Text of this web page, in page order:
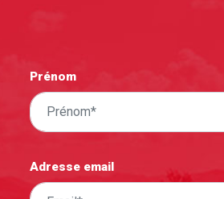
Prénom
Adresse email